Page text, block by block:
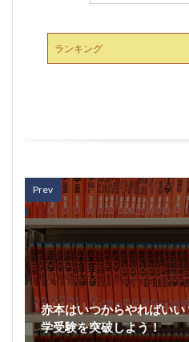
ランキング
Prev
赤本はいつからやればい
学受験を突破しよう！